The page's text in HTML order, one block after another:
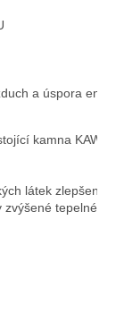
a úspora
kamna
látek
zvýšené tepelné